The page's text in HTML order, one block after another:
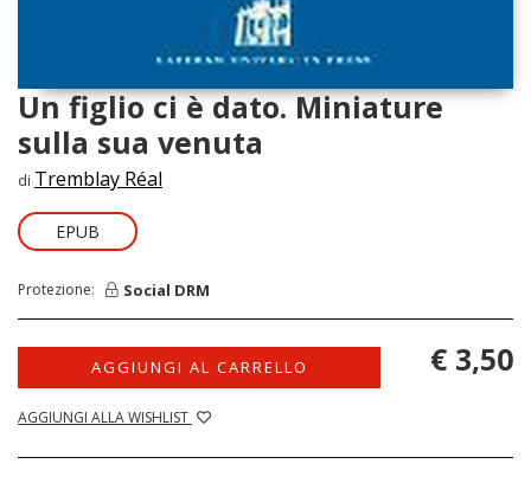
Un figlio ci è dato. Miniature
sulla sua venuta
di Tremblay Réal
EPUB
Protezione: Social DRM
AGGIUNGI AL CARRELLO
AGGIUNGI ALLA WISHLIST
€ 3,50